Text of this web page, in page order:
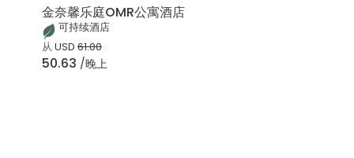
金奈馨乐庭OMR公寓酒店
可持续酒店
从USD 61.00
50.63 /晚上